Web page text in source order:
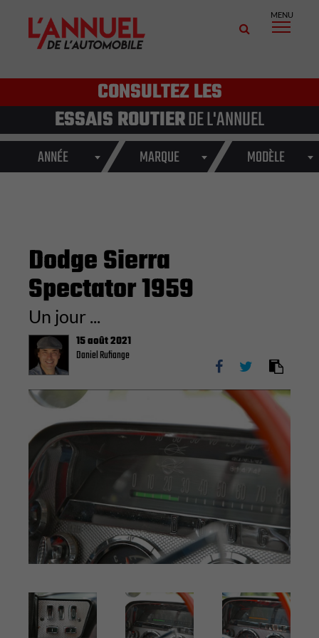
MENU
CONSULTEZ LES
ESSAIS ROUTIERDE L'ANNUEL
ANNÉE MARQUE MODÈLE
Dodge Sierra
Spectator 1959
Un jour ...
15 août 2021
Daniel Rufiange